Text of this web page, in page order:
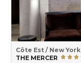
Côte Est / New York
THE MERCER